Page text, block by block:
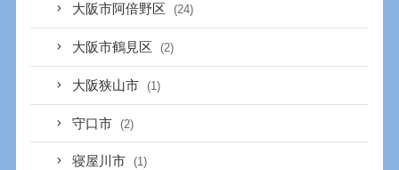
大阪市阿倍野区 (24)
大阪市鶴見区 (2)
大阪狭山市 (1)
守口市 (2)
寝屋川市 (1)